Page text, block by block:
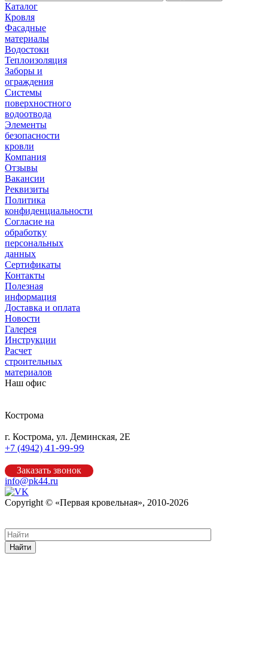
Каталог
Кровля
Фасадные
материалы
Водостоки
Теплоизоляция
Заборы и
ограждения
Системы
поверхностного
водоотвода
Элементы
безопасности
кровли
Компания
Отзывы
Вакансии
Реквизиты
Политика
конфиденциальности
Согласие на
обработку
персональных
данных
Сертификаты
Контакты
Полезная
информация
Доставка и оплата
Новости
Галерея
Инструкции
Расчет
строительных
материалов
Наш офис
Кострома
г. Кострома, ул. Деминская, 2Е
+7 (4942) 41-99-99
Заказать звонок
info@pk44.ru
Copyright © «Первая кровельная», 2010-2026
Найти